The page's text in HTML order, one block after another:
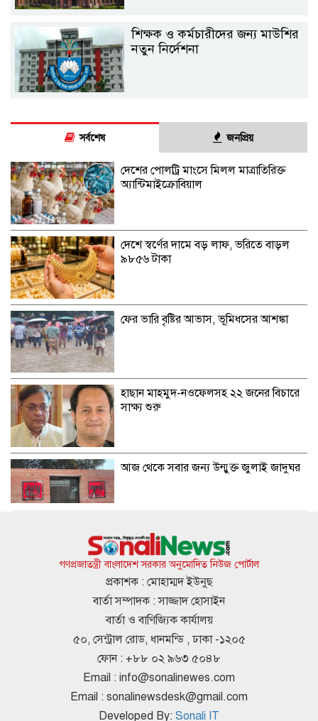
শিক্ষক ও কর্মচারীদের জন্য মাউশির
নতুন নির্দেশনা
সর্বশেষ জনপ্রিয়
দেশের পোলট্রি মাংসে মিলল মাত্রাতিরিক্ত
অ্যান্টিমাইক্রোবিয়াল
দেশে স্বর্ণের দামে বড় লাফ, ভরিতে বাড়ল
৯৮৫৬ টাকা
ফের ভারি বৃষ্টির আভাস, ভূমিধসের আশঙ্কা
হাছান মাহমুদ-নওফেলসহ ২২ জনের বিচারে
সাক্ষ্য শুরু
আজ থেকে সবার জন্য উন্মুক্ত জুলাই জাদুঘর
জাতীয় গ্রিডে এলএনজি সরবরাহ শুরু, কমতে
পারে গ্যাস সংকট
মেসির জোড়া গোলে মায়ামির অবিশ্বাস্য
হরমুজ প্রণালী নিয়ে সমঝোতায় পৌঁছাল
ইরান-ওমান
গণপ্রজাতন্ত্রী বাংলাদেশ সরকার অনুমোদিত নিউজ পোর্টাল
প্রকাশক : মোহাম্মদ ইউনুছ
বার্তা সম্পাদক : সাজ্জাদ হোসাইন
বার্তা ও বাণিজ্যিক কার্যালয়
৫০, সেন্ট্রাল রোড, ধানমন্ডি , ঢাকা -১২০৫
ফোন : +৮৮ ০২ ৯৬৩ ৫০৪৮
Email : info@sonalinewes.com
Email : sonalinewsdesk@gmail.com
Developed By: Sonali IT